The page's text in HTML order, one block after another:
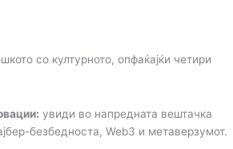
со културното, опфаќајќи четири
увиди во напредната вештачка
безбедноста, Web3 и метаверзумот.